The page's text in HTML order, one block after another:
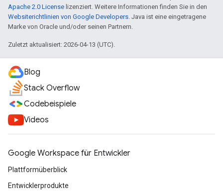
Apache 2.0 License lizenziert. Weitere Informationen finden Sie in den
Websiterichtlinien von Google Developers. Java ist eine eingetragene
Marke von Oracle und/oder seinen Partnern.
Zuletzt aktualisiert: 2026-04-13 (UTC).
Blog
Stack Overflow
Codebeispiele
Videos
Google Workspace für Entwickler
Plattformüberblick
Entwicklerprodukte